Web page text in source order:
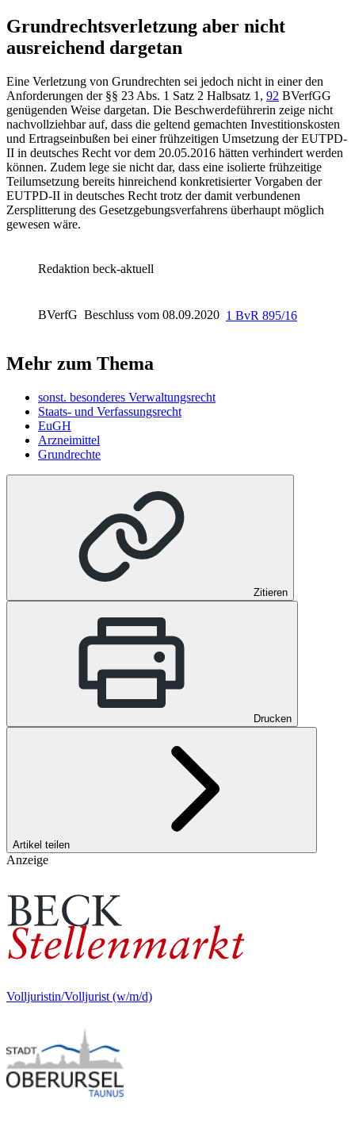
Grundrechtsverletzung aber nicht
ausreichend dargetan
Eine Verletzung von Grundrechten sei jedoch nicht in einer den
Anforderungen der §§ 23 Abs. 1 Satz 2 Halbsatz 1, 92 BVerfGG
genügenden Weise dargetan. Die Beschwerdeführerin zeige nicht
nachvollziehbar auf, dass die geltend gemachten Investitionskosten
und Ertragseinbußen bei einer frühzeitigen Umsetzung der EUTPD-
II in deutsches Recht vor dem 20.05.2016 hätten verhindert werden
können. Zudem lege sie nicht dar, dass eine isolierte frühzeitige
Teilumsetzung bereits hinreichend konkretisierter Vorgaben der
EUTPD-II in deutsches Recht trotz der damit verbundenen
Zersplitterung des Gesetzgebungsverfahrens überhaupt möglich
gewesen wäre.
Redaktion beck-aktuell
BVerfG Beschluss vom 08.09.2020 1 BvR 895/16
Mehr zum Thema
sonst. besonderes Verwaltungsrecht
Staats- und Verfassungsrecht
EuGH
Arzneimittel
Grundrechte
Zitieren
Drucken
Artikel teilen
Anzeige
Volljuristin/Volljurist (w/m/d)